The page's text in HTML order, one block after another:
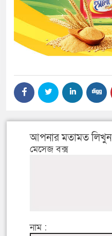
আপনার মতামত লিখুন
মেসেজ বক্স
নাম :